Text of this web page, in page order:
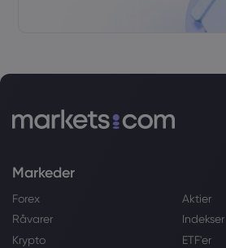
Markeder
Forex
Aktier
Råvarer
Indekser
Krypto
ETF'er